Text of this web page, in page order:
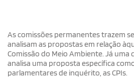
As comissões permanentes trazem
analisam as propostas em relação
Comissão do Meio Ambiente. Já
analisa uma proposta específica
parlamentares de inquérito, as CPIs.